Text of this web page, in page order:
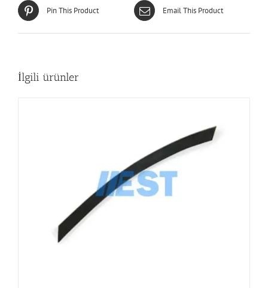
Pin This Product Email This Product
İlgili ürünler